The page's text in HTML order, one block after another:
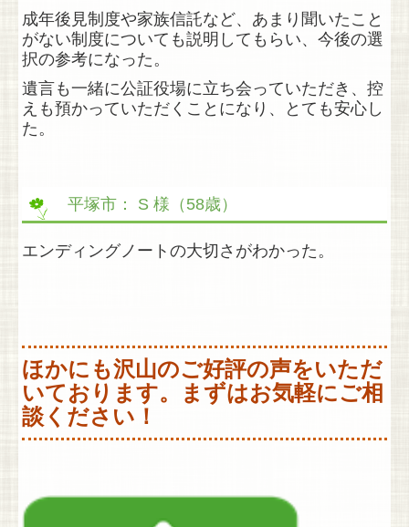
代表者より
アクセス
お問い合わせ
成年後見制度や家族信託など、あまり聞いたこと
がない制度についても説明してもらい、今後の選
択の参考になった。
遺言も一緒に公証役場に立ち会っていただき、控
えも預かっていただくことになり、とても安心し
た。
平塚市： S 様（58歳）
エンディングノートの大切さがわかった。
ほかにも沢山のご好評の声をいただ
いております。まずはお気軽にご相
談ください！